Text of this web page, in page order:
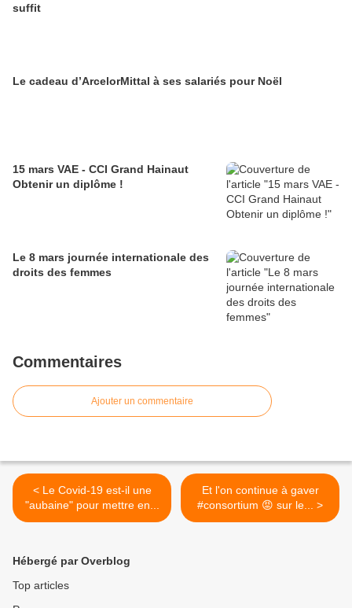
suffit
Le cadeau d’ArcelorMittal à ses salariés pour Noël
15 mars VAE - CCI Grand Hainaut
Obtenir un diplôme !
Le 8 mars journée internationale des
droits des femmes
Commentaires
Ajouter un commentaire
< Le Covid-19 est-il une
"aubaine" pour mettre en...
Et l'on continue à gaver
#consortium 😡 sur le... >
Hébergé par Overblog
Top articles